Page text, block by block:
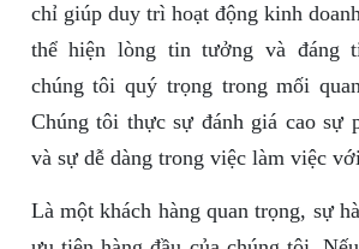
chỉ giúp duy trì hoạt động kinh
thể hiện lòng tin tưởng và đáng
chúng tôi quý trọng trong mối
Chúng tôi thực sự đánh giá cao sự
và sự dễ dàng trong việc làm việc
Là một khách hàng quan trọng, sự